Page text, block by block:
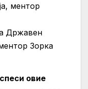
ментор
Државен
Зорка
овие